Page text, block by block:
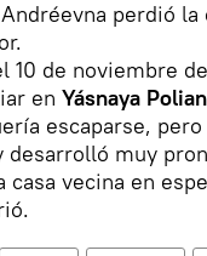
perdió
10 de noviembre
en Yásnaya
escaparse,
desarrolló muy
casa vecina en